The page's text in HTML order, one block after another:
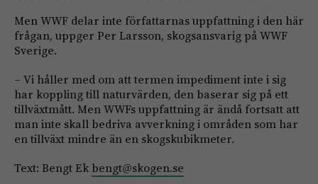
Men WWF delar inte författarnas uppfattning i den här
frågan, uppger Per Larsson, skogsansvarig på WWF
Sverige.
– Vi håller med om att termen impediment inte i sig
har koppling till naturvärden, den baserar sig på ett
tillväxtmått. Men WWFs uppfattning är ändå fortsatt att
man inte skall bedriva avverkning i områden som har
en tillväxt mindre än en skogskubikmeter.
Text: Bengt Ek bengt@skogen.se